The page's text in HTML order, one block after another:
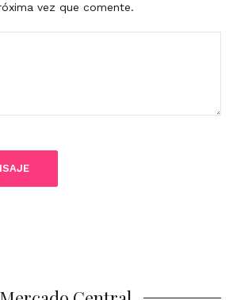
vez que comente.